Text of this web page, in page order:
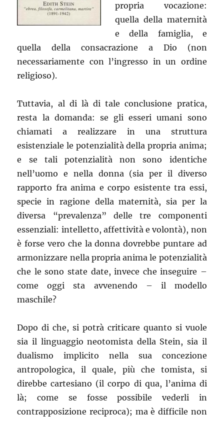
propria vocazione:
quella della maternità
e della famiglia, e
quella della consacrazione a Dio (non
necessariamente con l’ingresso in un ordine
religioso).
Tuttavia, al di là di tale conclusione pratica,
resta la domanda: se gli esseri umani sono
chiamati a realizzare in una struttura
esistenziale le potenzialità della propria anima;
e se tali potenzialità non sono identiche
nell’uomo e nella donna (sia per il diverso
rapporto fra anima e corpo esistente tra essi,
specie in ragione della maternità, sia per la
diversa “prevalenza” delle tre componenti
essenziali: intelletto, affettività e volontà), non
è forse vero che la donna dovrebbe puntare ad
armonizzare nella propria anima le potenzialità
che le sono state date, invece che inseguire –
come oggi sta avvenendo – il modello
maschile?
Dopo di che, si potrà criticare quanto si vuole
sia il linguaggio neotomista della Stein, sia il
dualismo implicito nella sua concezione
antropologica, il quale, più che tomista, si
direbbe cartesiano (il corpo di qua, l’anima di
là; come se fosse possibile vederli in
contrapposizione reciproca); ma è difficile non